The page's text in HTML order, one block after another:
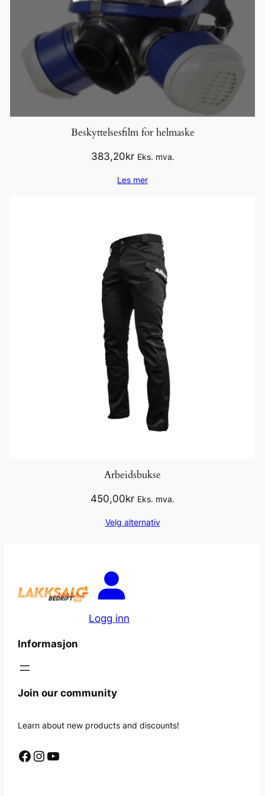
Beskyttelsesfilm for helmaske
383,20kr Eks. mva.
Les mer
Arbeidsbukse
450,00kr Eks. mva.
Velg alternativ
Logg inn
Informasjon
Join our community
Learn about new products and discounts!
Facebook InstagramYouTube